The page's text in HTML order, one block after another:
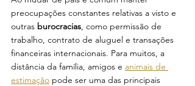
preocupações constantes relativas a visto e
outras burocracias, como permissão de
trabalho, contrato de aluguel e transações
financeiras internacionais. Para muitos, a
distância da família, amigos e animais de
estimação pode ser uma das principais